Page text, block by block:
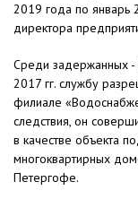
2019 года по январь
директора
Среди задержанных -
2017 гг. службу
филиале
следствия, он
в качестве объекта
многоквартирных
Петергофе.